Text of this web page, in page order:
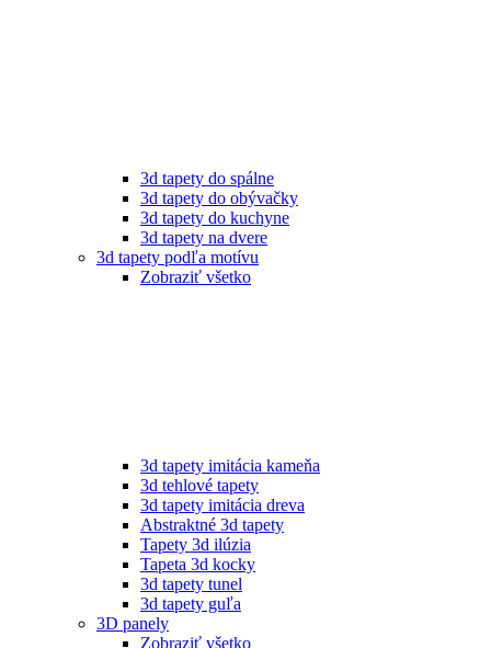
3d tapety do spálne
3d tapety do obývačky
3d tapety do kuchyne
3d tapety na dvere
3d tapety podľa motívu
Zobraziť všetko
3d tapety imitácia kameňa
3d tehlové tapety
3d tapety imitácia dreva
Abstraktné 3d tapety
Tapety 3d ilúzia
Tapeta 3d kocky
3d tapety tunel
3d tapety guľa
3D panely
Zobraziť všetko